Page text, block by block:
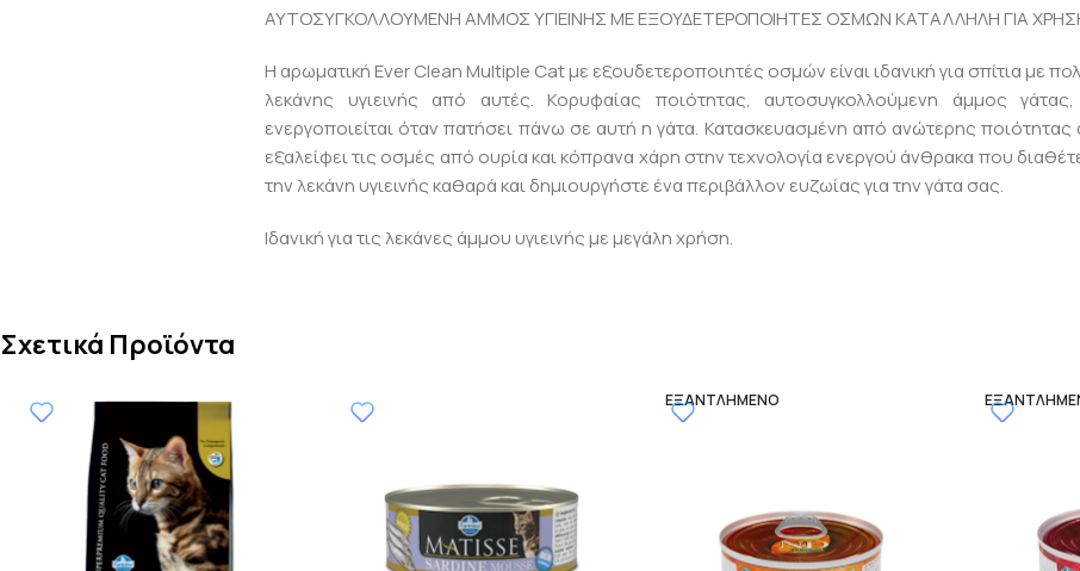
ΑΥΤΟΣΥΓΚΟΛΛΟΥΜΕΝΗ ΑΜΜΟΣ ΥΓΙΕΙΝΗΣ ΜΕ ΕΞΟΥΔΕΤΕΡΟΠΟΙΗΤΕΣ ΟΣΜΩΝ ΚΑΤΑΛΛΗΛΗ ΓΙΑ
Η αρωματική Ever Clean Multiple Cat με εξουδετεροποιητές οσμών είναι ιδανική για σπίτια με
λεκάνης υγιεινής από αυτές. Κορυφαίας ποιότητας, αυτοσυγκολλούμενη άμμος
ενεργοποιείται όταν πατήσει πάνω σε αυτή η γάτα. Κατασκευασμένη από ανώτερης ποιότητας
εξαλείφει τις οσμές από ουρία και κόπρανα χάρη στην τεχνολογία ενεργού άνθρακα που
την λεκάνη υγιεινής καθαρά και δημιουργήστε ένα περιβάλλον ευζωίας για την γάτα σας.
Ιδανική για τις λεκάνες άμμου υγιεινής με μεγάλη χρήση.
Σχετικά Προϊόντα
ΕΞΑΝΤΛΗΜΈΝΟ